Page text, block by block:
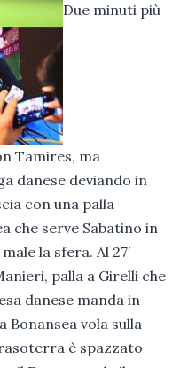
Due minuti più
Tamires, ma
danese deviando in
con una palla
che serve Sabatino in
la sfera. Al 27′
palla a Girelli che
danese manda in
Bonansea vola sulla
è spazzato